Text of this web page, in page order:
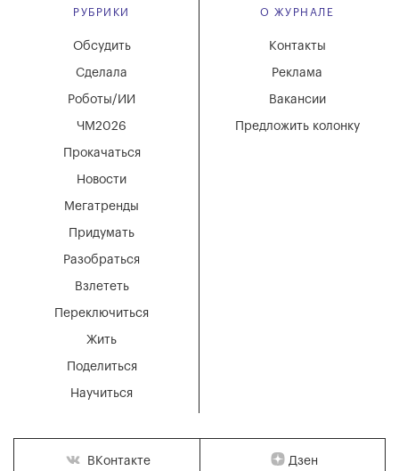
РУБРИКИ
Мегатренды
Придумать
Разобраться
Взлететь
Новости
Переключиться
Жить
Поделиться
Научиться
Обсудить
Сделала
Роботы/ИИ
ЧМ2026
Прокачаться
О ЖУРНАЛЕ
Вакансии
Реклама
Контакты
Предложить колонку
ВКонтакте Дзен